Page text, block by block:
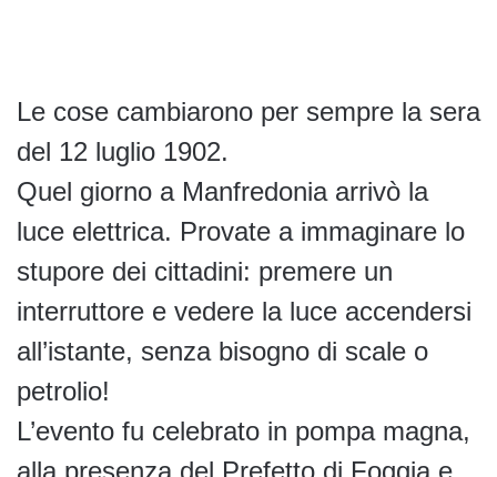
Le cose cambiarono per sempre la sera
del 12 luglio 1902.
Quel giorno a Manfredonia arrivò la
luce elettrica. Provate a immaginare lo
stupore dei cittadini: premere un
interruttore e vedere la luce accendersi
all’istante, senza bisogno di scale o
petrolio!
L’evento fu celebrato in pompa magna,